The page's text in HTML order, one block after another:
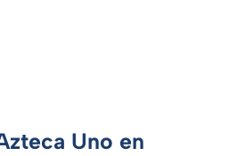
Uno en